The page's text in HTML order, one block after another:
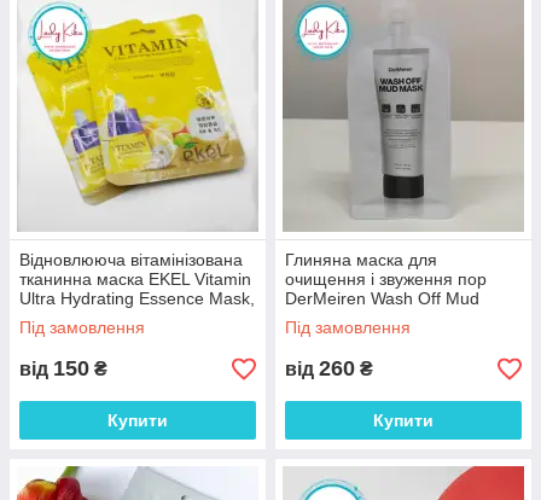
Відновлююча вітамінізована
тканинна маска EKEL Vitamin
Ultra Hydrating Essence Mask,
25ml
Під замовлення
від 150 ₴
Купити
Глиняна маска для
очищення і звуження пор
DerMeiren Wash Off Mud
Mask, 10g
Під замовлення
від 260 ₴
Купити